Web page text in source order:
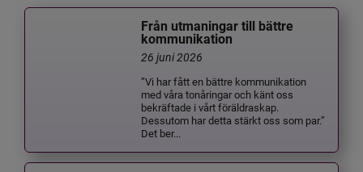
Från utmaningar till bättre
kommunikation
26 juni 2026
”Vi har fått en bättre kommunikation
med våra tonåringar och känt oss
bekräftade i vårt föräldraskap.
Dessutom har detta stärkt oss som par.”
Det ber...